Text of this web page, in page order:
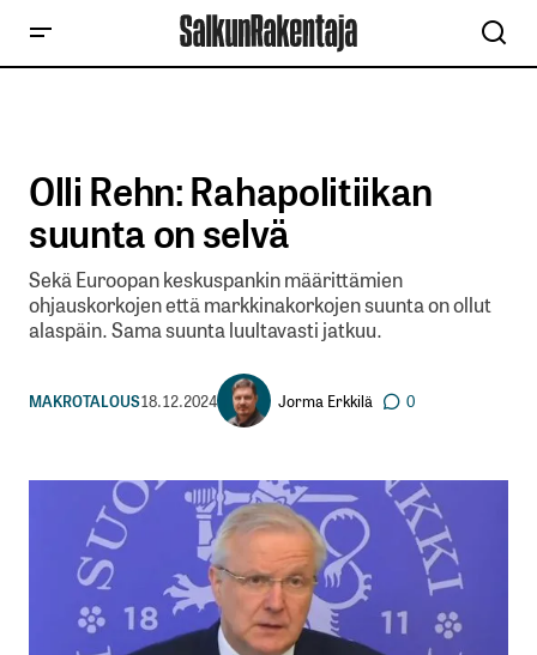
Olli Rehn: Rahapolitiikan
suunta on selvä
Sekä Euroopan keskuspankin määrittämien
ohjauskorkojen että markkinakorkojen suunta on ollut
alaspäin. Sama suunta luultavasti jatkuu.
MAKROTALOUS18.12.2024 Jorma Erkkilä 0